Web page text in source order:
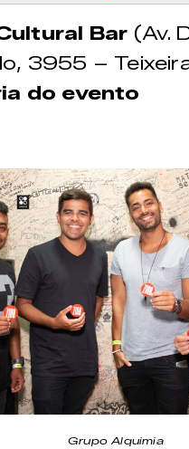
Bar (Av.
3955 –
do evento
Grupo Alquimia